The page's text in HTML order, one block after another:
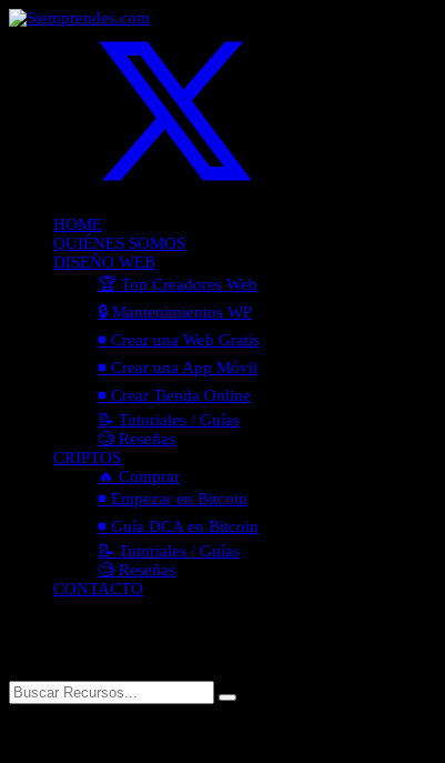
HOME
QUIÉNES SOMOS
DISEÑO WEB
🏆 Top Creadores Web
🔒 Mantenimientos WP
◾ Crear una Web Gratis
◾ Crear una App Móvil
◾ Crear Tienda Online
📝 Tutoriales / Guías
🧐 Reseñas
CRIPTOS
🔥 Comprar
◾ Empezar en Bitcoin
◾ Guía DCA en Bitcoin
📝 Tutoriales / Guías
🧐 Reseñas
CONTACTO